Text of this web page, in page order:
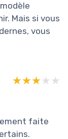
Mais si vous
vous
★★★★★
★★★★★
faite